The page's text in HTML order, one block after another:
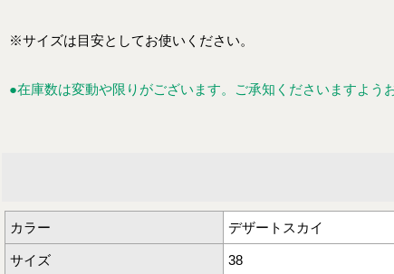
※サイズは目安としてお使いください。
●在庫数は変動や限りがございます。ご承知くださいますよう
カラー デザートスカイ
サイズ 38